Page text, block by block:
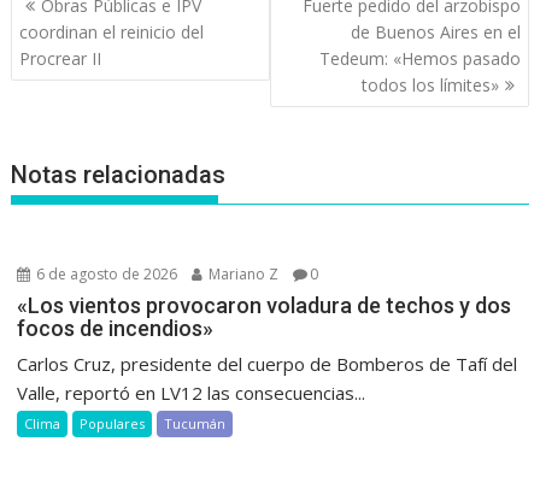
de
entradas
Obras Públicas e IPV
coordinan el reinicio del
Procrear II
Fuerte pedido del arzobispo
de Buenos Aires en el
Tedeum: «Hemos pasado
todos los límites»
Notas relacionadas
6 de agosto de 2026 Mariano Z 0
«Los vientos provocaron voladura de techos y dos
focos de incendios»
Carlos Cruz, presidente del cuerpo de Bomberos de Tafí del
Valle, reportó en LV12 las consecuencias...
Clima Populares Tucumán